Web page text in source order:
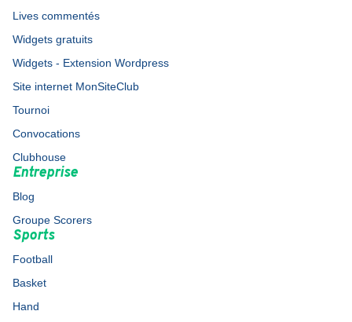
Lives commentés
Widgets gratuits
Widgets - Extension Wordpress
Site internet MonSiteClub
Tournoi
Convocations
Clubhouse
Entreprise
Blog
Groupe Scorers
Sports
Football
Basket
Hand